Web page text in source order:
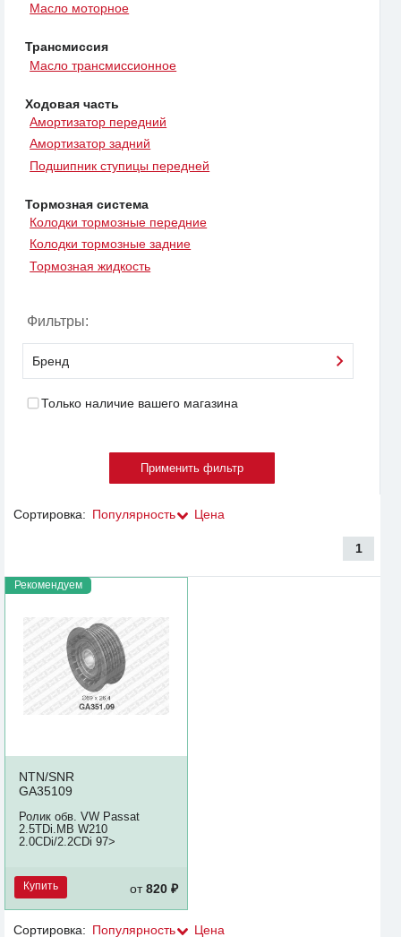
Масло моторное
Трансмиссия
Масло трансмиссионное
Ходовая часть
Амортизатор передний
Амортизатор задний
Подшипник ступицы передней
Тормозная система
Колодки тормозные передние
Колодки тормозные задние
Тормозная жидкость
Фильтры:
Бренд
Только наличие вашего магазина
Сортировка: Популярность Цена
1
Рекомендуем
NTN/SNR
GA35109
Ролик обв. VW Passat
2.5TDi.MB W210
2.0CDi/2.2CDi 97>
Купить от820 ₽
Сортировка: Популярность Цена